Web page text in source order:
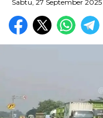
Sabtu, 27 September 2025